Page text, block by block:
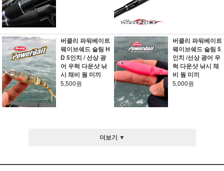
버클리 파워베이트
웨이브쉐드 슬림 H
D 5인치 / 선상 광
어 우럭 다운샷 낚
시 채비 웜 미끼
5,500원
버클리 파워베이트
웨이브쉐드 슬림 5
인치 /선상 광어 우
럭 다운샷 낚시 채
비 웜 미끼
5,000원
더보기 ▼